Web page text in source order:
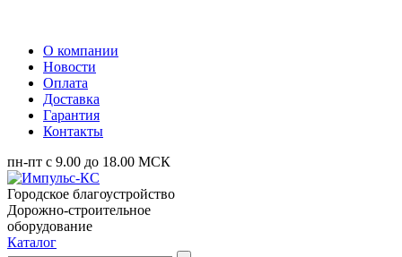
О компании
Новости
Оплата
Доставка
Гарантия
Контакты
пн-пт с 9.00 до 18.00 МСК
Городское благоустройство
Дорожно-строительное
оборудование
Каталог